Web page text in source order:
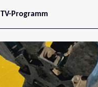
TV-Programm